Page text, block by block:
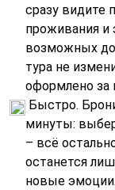
сразу видите
проживания и
возможных
тура не
оформлено за
Быстро.
минуты:
– всё
останется
новые эмоции.